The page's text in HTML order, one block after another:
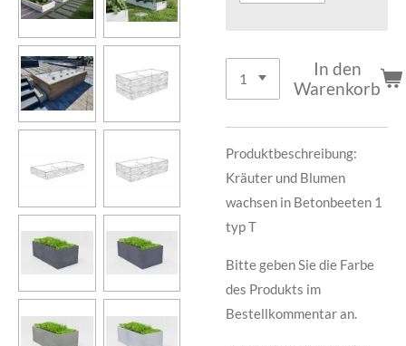
In den
Warenkorb
Produktbeschreibung:
Kräuter und Blumen
wachsen in Betonbeeten 1
typ T
Bitte geben Sie die Farbe
des Produkts im
Bestellkommentar an.